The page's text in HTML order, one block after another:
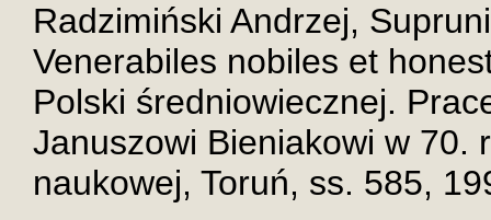
Radzimiński Andrzej,
Venerabiles nobiles et
Polski średniowiecznej.
Januszowi Bieniakowi w 70.
naukowej, Toruń, ss. 585,